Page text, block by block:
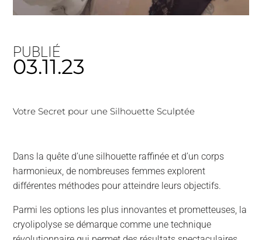
PUBLIÉ
03.11.23
Votre Secret pour une Silhouette Sculptée
Dans la quête d’une silhouette raffinée et d’un corps
harmonieux, de nombreuses femmes explorent
différentes méthodes pour atteindre leurs objectifs.
Parmi les options les plus innovantes et prometteuses, la
cryolipolyse se démarque comme une technique